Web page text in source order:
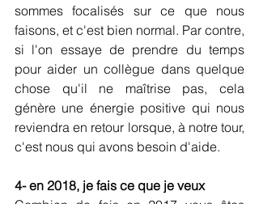
sommes focalisés sur ce que nous
faisons, et c'est bien normal. Par contre,
si l'on essaye de prendre du temps
pour aider un collègue dans quelque
chose qu'il ne maîtrise pas, cela
génère une énergie positive qui nous
reviendra en retour lorsque, à notre tour,
c'est nous qui avons besoin d'aide.
4- en 2018, je fais ce que je veux